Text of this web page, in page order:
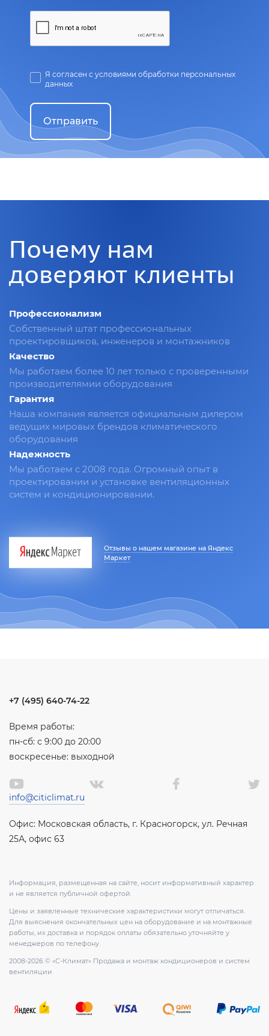
Я согласен с условиями обработки персональных
данных
Отправить
Почему нам
доверяют клиенты
Профессионализм
Собственный штат профессиональных
проектировщиков, инженеров и монтажников
Качество
Мы работаем более 10 лет только с проверенными
производителямии оборудования
Гарантия
Наша компания является официальным дилером
ведущих мировых брендов климатического
оборудования
Надежность
Мы работаем с 2008 года. Огромный опыт в
проектировании и установке вентиляционных
систем и кондиционировании.
Отзывы о нашем магазине на Яндекс
Маркет
+7 (495) 640-74-22
Время работы:
пн-сб: с 9:00 до 20:00
воскресенье: выходной
info@citiclimat.ru
Офис: Московская область, г. Красногорск, ул. Речная
25А, офис 63
Информация, размещенная на сайте, носит информативный характер
и не является публичной офертой.
Цены и заявленные технические характеристики могут отличаться.
Для выяснения окончательных цен на оборудование и на монтажные
работы, их доставка и порядок оплаты обязательно уточняйте у
менеджеров по телефону.
2008-2026 © «С-Климат» Продажа и монтаж кондиционеров и систем
вентиляции